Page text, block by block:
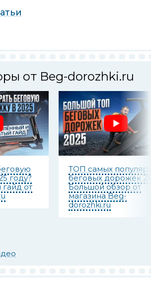
от Beg-dorozhki.ru
году?
от
ТОП самых
беговых дорожек
Большой обзор от
магазина Beg-
dorozhki.ru